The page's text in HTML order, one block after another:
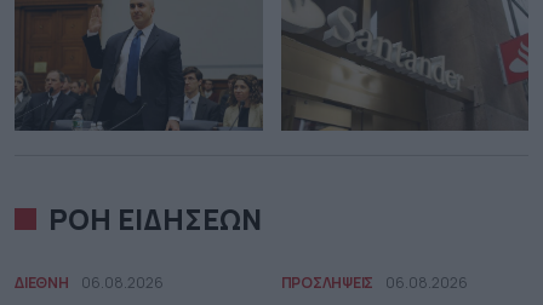
ΡΟΗ ΕΙΔΗΣΕΩΝ
ΔΙΕΘΝΗ 06.08.2026 ΠΡΟΣΛΗΨΕΙΣ 06.08.2026